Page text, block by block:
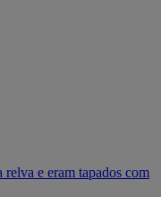
e eram tapados com